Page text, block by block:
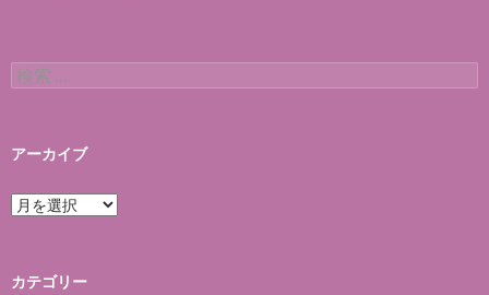
検索:
アーカイブ
アーカイブ
カテゴリー